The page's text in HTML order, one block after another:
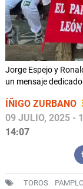
Jorge Espejo y
un mensaje
ÍÑIGO ZURBANO
09 JULIO, 2025 -
14:07
TOROS